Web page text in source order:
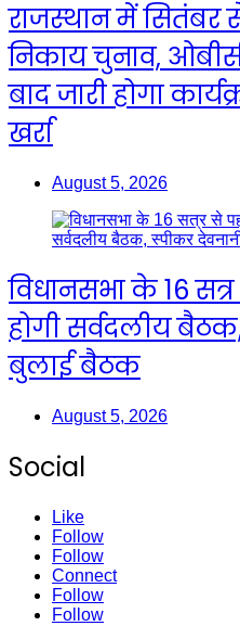
राजस्थान में
निकाय चुनाव,
बाद जारी होगा
खर्रा
August 5, 2026
विधानसभा के 16
होगी सर्वदलीय
बुलाई बैठक
August 5, 2026
Social
Like
Follow
Follow
Connect
Follow
Follow